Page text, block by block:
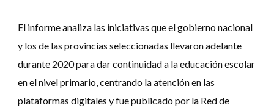
El informeanaliza las iniciativas que el gobierno nacional
y los de las provincias seleccionadas llevaron adelante
durante 2020 para dar continuidad a la educación escolar
en el nivel primario, centrando la atención en las
plataformas digitales y fue publicado por la Red de